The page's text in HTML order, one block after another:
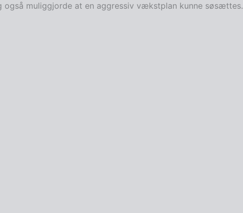
muliggjorde at en aggressiv vækstplan kunne søsættes.